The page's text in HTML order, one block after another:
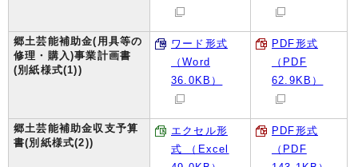
郷土芸能補助金(用具等の
修理・購入)事業計画書
(別紙様式(1))
ワード形式
（Word
36.0KB）
PDF形式
（PDF
62.9KB）
郷土芸能補助金収支予算
書(別紙様式(2))
エクセル形
式 （Excel
PDF形式
（PDF